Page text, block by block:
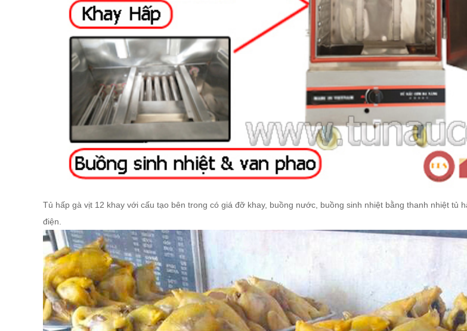
Tủ hấp gà vịt 12 khay với cấu tạo bên trong có giá đỡ khay, buồng nước, buồng sinh nhiệt bằng thanh nhiệt tủ
điện.